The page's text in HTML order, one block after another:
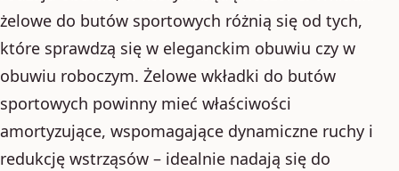
żelowe do butów sportowych różnią się od tych,
które sprawdzą się w eleganckim obuwiu czy w
obuwiu roboczym. Żelowe wkładki do butów
sportowych powinny mieć właściwości
amortyzujące, wspomagające dynamiczne ruchy i
redukcję wstrząsów – idealnie nadają się do